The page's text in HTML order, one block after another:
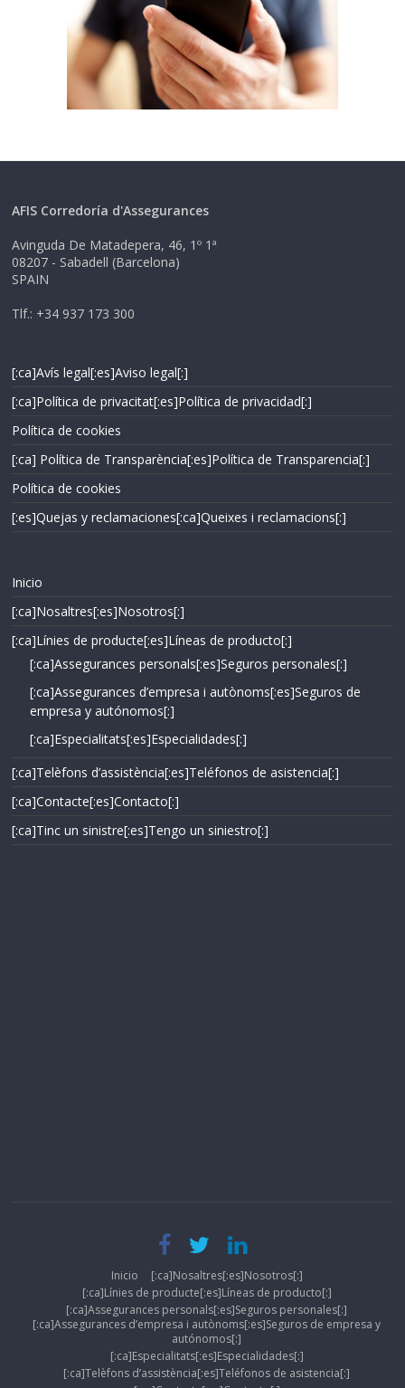
AFIS Corredoría d'Assegurances
Avinguda De Matadepera, 46, 1º 1ª
08207 - Sabadell (Barcelona)
SPAIN
Tlf.: +34 937 173 300
[:ca]Avís legal[:es]Aviso legal[:]
[:ca]Política de privacitat[:es]Política de privacidad[:]
Política de cookies
[:ca] Política de Transparència[:es]Política de Transparencia[:]
Política de cookies
[:es]Quejas y reclamaciones[:ca]Queixes i reclamacions[:]
Inicio
[:ca]Nosaltres[:es]Nosotros[:]
[:ca]Línies de producte[:es]Líneas de producto[:]
[:ca]Assegurances personals[:es]Seguros personales[:]
[:ca]Assegurances d’empresa i autònoms[:es]Seguros de
empresa y autónomos[:]
[:ca]Especialitats[:es]Especialidades[:]
[:ca]Telèfons d’assistència[:es]Teléfonos de asistencia[:]
[:ca]Contacte[:es]Contacto[:]
[:ca]Tinc un sinistre[:es]Tengo un siniestro[:]
Inicio
[:ca]Nosaltres[:es]Nosotros[:]
[:ca]Línies de producte[:es]Líneas de producto[:]
[:ca]Assegurances personals[:es]Seguros personales[:]
[:ca]Assegurances d’empresa i autònoms[:es]Seguros de empresa y
autónomos[:]
[:ca]Especialitats[:es]Especialidades[:]
[:ca]Telèfons d’assistència[:es]Teléfonos de asistencia[:]